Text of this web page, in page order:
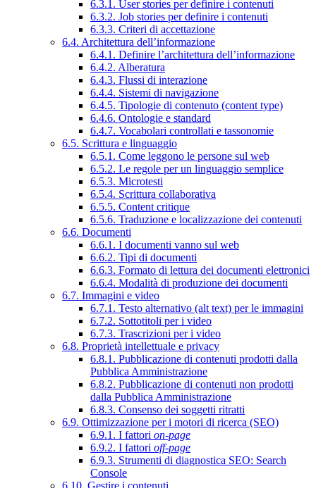
6.3.1. User stories per definire i contenuti
6.3.2. Job stories per definire i contenuti
6.3.3. Criteri di accettazione
6.4. Architettura dell’informazione
6.4.1. Definire l’architettura dell’informazione
6.4.2. Alberatura
6.4.3. Flussi di interazione
6.4.4. Sistemi di navigazione
6.4.5. Tipologie di contenuto (content type)
6.4.6. Ontologie e standard
6.4.7. Vocabolari controllati e tassonomie
6.5. Scrittura e linguaggio
6.5.1. Come leggono le persone sul web
6.5.2. Le regole per un linguaggio semplice
6.5.3. Microtesti
6.5.4. Scrittura collaborativa
6.5.5. Content critique
6.5.6. Traduzione e localizzazione dei contenuti
6.6. Documenti
6.6.1. I documenti vanno sul web
6.6.2. Tipi di documenti
6.6.3. Formato di lettura dei documenti elettronici
6.6.4. Modalità di produzione dei documenti
6.7. Immagini e video
6.7.1. Testo alternativo (alt text) per le immagini
6.7.2. Sottotitoli per i video
6.7.3. Trascrizioni per i video
6.8. Proprietà intellettuale e privacy
6.8.1. Pubblicazione di contenuti prodotti dalla
Pubblica Amministrazione
6.8.2. Pubblicazione di contenuti non prodotti
dalla Pubblica Amministrazione
6.8.3. Consenso dei soggetti ritratti
6.9. Ottimizzazione per i motori di ricerca (SEO)
6.9.1. I fattori on-page
6.9.2. I fattori off-page
6.9.3. Strumenti di diagnostica SEO: Search
Console
6.10. Gestire i contenuti